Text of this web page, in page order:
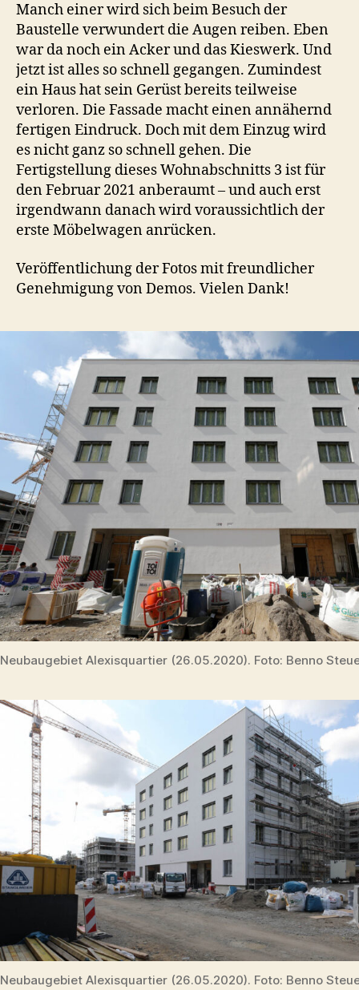
Manch einer wird sich beim Besuch der
Baustelle verwundert die Augen reiben. Eben
war da noch ein Acker und das Kieswerk. Und
jetzt ist alles so schnell gegangen. Zumindest
ein Haus hat sein Gerüst bereits teilweise
verloren. Die Fassade macht einen annähernd
fertigen Eindruck. Doch mit dem Einzug wird
es nicht ganz so schnell gehen. Die
Fertigstellung dieses Wohnabschnitts 3 ist für
den Februar 2021 anberaumt – und auch erst
irgendwann danach wird voraussichtlich der
erste Möbelwagen anrücken.
Veröffentlichung der Fotos mit freundlicher
Genehmigung von Demos. Vielen Dank!
Neubaugebiet Alexisquartier (26.05.2020). Foto: Benno
Neubaugebiet Alexisquartier (26.05.2020). Foto: Benno